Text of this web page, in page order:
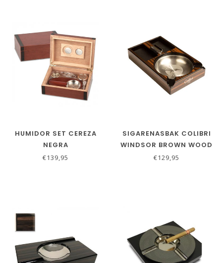
HUMIDOR SET CEREZA
NEGRA
€139,95
SIGARENASBAK COLIBRI
WINDSOR BROWN WOOD
€129,95